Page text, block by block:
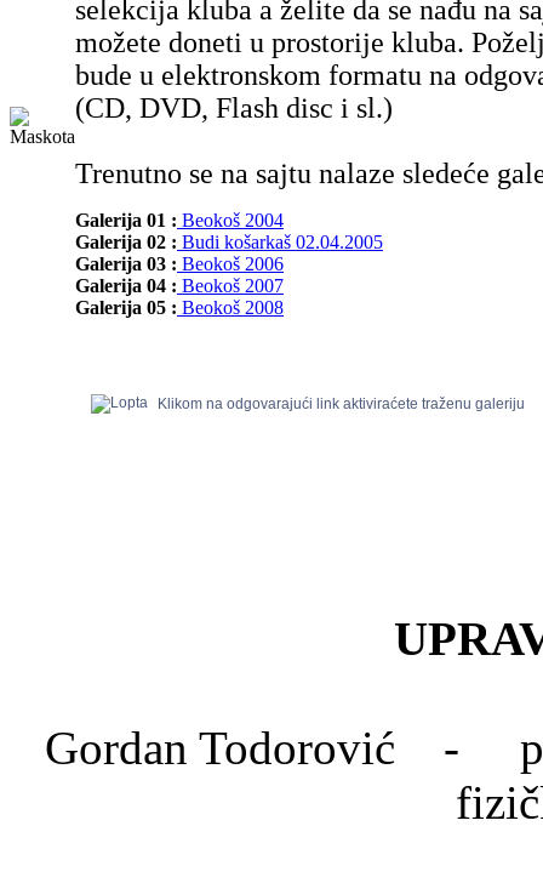
selekcija kluba a želite da se nađu na
možete doneti u prostorije kluba.
bude u elektronskom formatu na
(CD, DVD, Flash disc i sl.)
Trenutno se na sajtu nalaze sledeće
Galerija 01 : Beokoš 2004
Galerija 02 : Budi košarkaš 02.04.2005
Galerija 03 : Beokoš 2006
Galerija 04 : Beokoš 2007
Galerija 05 : Beokoš 2008
Klikom na odgovarajući link aktiviraćete traženu galeriju
Gordan Todorović -